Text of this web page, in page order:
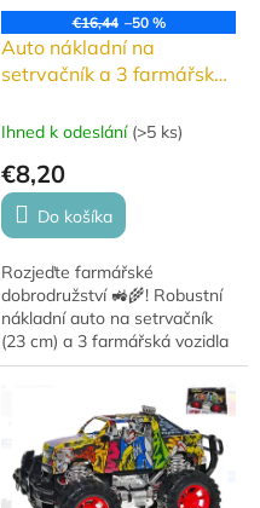
€16,44 –50 %
Auto nákladní na
setrvačník a 3 farmářská
Ihned k odeslání (>5 ks)
€8,20
Do košíka
Rozjeďte farmářské
dobrodružství 🚜🌾! Robustní
nákladní auto na setrvačník
(23 cm) a 3 farmářská vozidla
na zpětný chod (7,5 cm)
přináší dětem hodiny zábavy a
možnost vytvářet...